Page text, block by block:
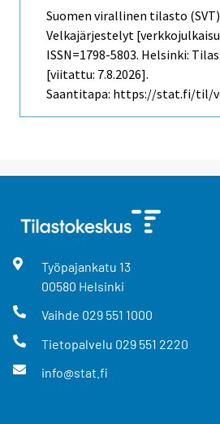
Suomen virallinen tilasto
Velkajärjestelyt
ISSN=1798-5803. Helsinki:
[viitattu: 7.8.2026].
Saantitapa: https://stat.fi/til/
Työpajankatu 13
00580 Helsinki
Vaihde 029 551 1000
Tietopalvelu 029 551 2220
info@stat.fi